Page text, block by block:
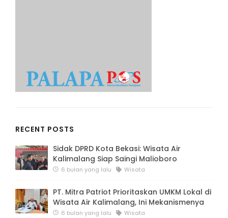
RECENT POSTS
Sidak DPRD Kota Bekasi: Wisata Air
Kalimalang Siap Saingi Malioboro
6 bulan yang lalu Wisata
PT. Mitra Patriot Prioritaskan UMKM Lokal di
Wisata Air Kalimalang, Ini Mekanismenya
6 bulan yang lalu Wisata